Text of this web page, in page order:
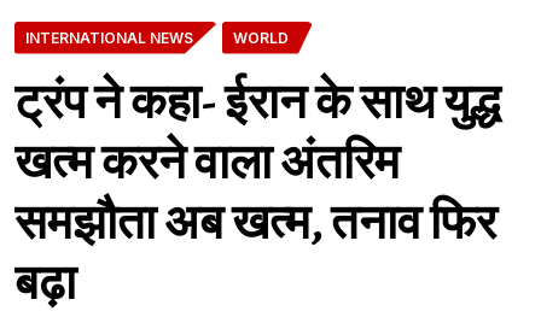
INTERNATIONAL NEWS WORLD
ट्रंप ने कहा- ईरान के साथ युद्ध
खत्म करने वाला अंतरिम
समझौता अब खत्म, तनाव फिर
बढ़ा